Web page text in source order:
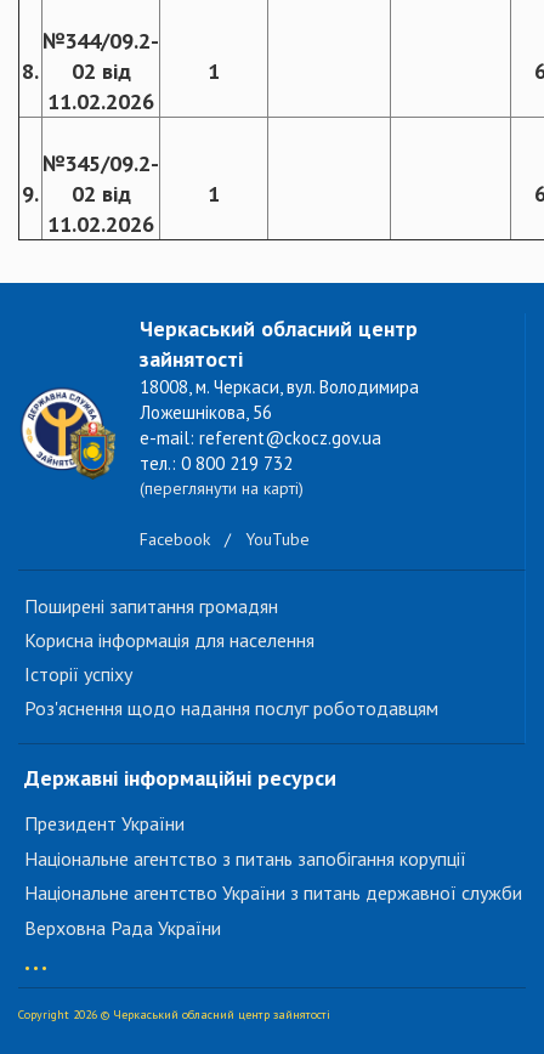
8.
№344/09.2-
02 від
11.02.2026
1
9.
№345/09.2-
02 від
11.02.2026
1
Черкаський обласний центр
зайнятості
18008, м. Черкаси, вул. Володимира
Ложешнікова, 56
e-mail: referent@ckocz.gov.ua
тел.: 0 800 219 732
(переглянути на карті)
Facebook / YouTube
Поширені запитання громадян
Корисна інформація для населення
Історії успіху
Роз'яснення щодо надання послуг роботодавцям
Державні інформаційні ресурси
Президент України
Національне агентство з питань запобігання корупції
Національне агентство України з питань державної служби
Верховна Рада України
...
Copyright 2026 © Черкаський обласний центр зайнятості